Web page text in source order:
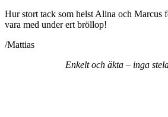
Hur stort tack som helst Alina och Marcus
vara med under ert bröllop!
/Mattias
Enkelt och äkta – inga